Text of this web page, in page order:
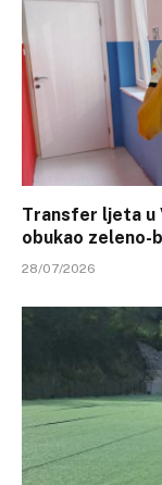
Transfer ljeta u
obukao zeleno-
28/07/2026